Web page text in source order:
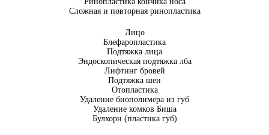
Сложная и повторная ринопластика
Лицо
Блефаропластика
Подтяжка лица
Эндоскопическая подтяжка лба
Лифтинг бровей
Подтяжка шеи
Отопластика
Удаление биополимера из губ
Удаление комков Биша
Булхорн (пластика губ)